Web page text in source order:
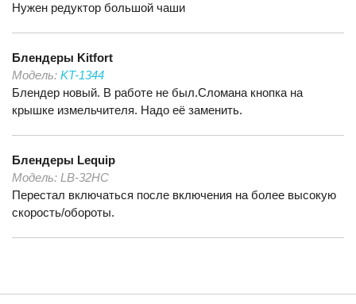
Нужен редуктор большой чаши
Блендеры Kitfort
Модель: KT-1344
Блендер новый. В работе не был.Сломана кнопка на
крышке измельчителя. Надо её заменить.
Блендеры Lequip
Модель: LB-32HC
Перестал включаться после включения на более высокую
скорость/обороты.